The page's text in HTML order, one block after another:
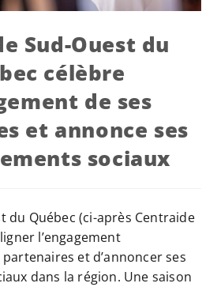
Sud-Ouest du
célèbre
de ses
et annonce ses
sociaux
du Québec (ci-après Centraide
l’engagement
et d’annoncer ses
dans la région. Une saison